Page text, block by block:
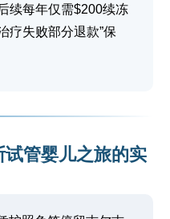
续每年仅需$200续冻
疗失败部分退款”保
管婴儿之旅的实